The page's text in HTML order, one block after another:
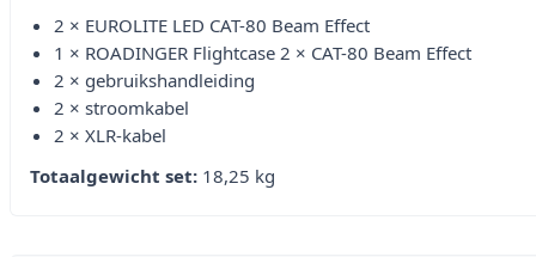
2 × EUROLITE LED CAT-80 Beam Effect
1 × ROADINGER Flightcase 2 × CAT-80 Beam Effect
2 × gebruikshandleiding
2 × stroomkabel
2 × XLR-kabel
Totaalgewicht set: 18,25 kg